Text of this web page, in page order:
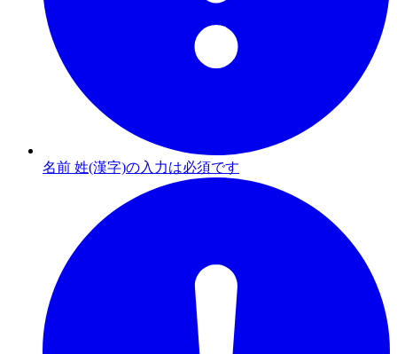
名前 姓(漢字)の入力は必須です